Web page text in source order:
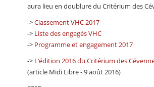
aura lieu en doublure du Critérium des
->Classement VHC 2017
-> Liste des engagés VHC
-> Programme et engagement 2017
-> L’édition 2016 du Critérium des
(article Midi Libre - 9 août 2016)